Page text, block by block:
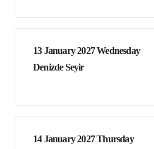
13 January 2027 Wednesday
Denizde Seyir
14 January 2027 Thursday